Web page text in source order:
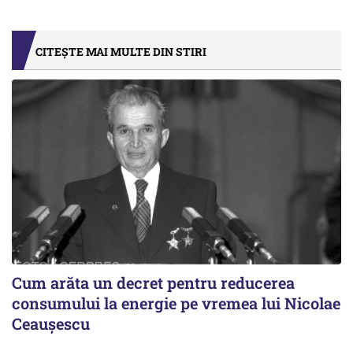
CITEȘTE MAI MULTE DIN STIRI
Cum arăta un decret pentru reducerea
consumului la energie pe vremea lui Nicolae
Ceaușescu